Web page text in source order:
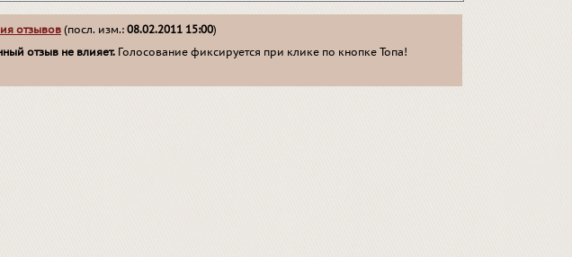
отзывов (посл. изм.: 08.02.2011 15:00)
отзыв не влияет. Голосование фиксируется при клике по кнопке Топа!